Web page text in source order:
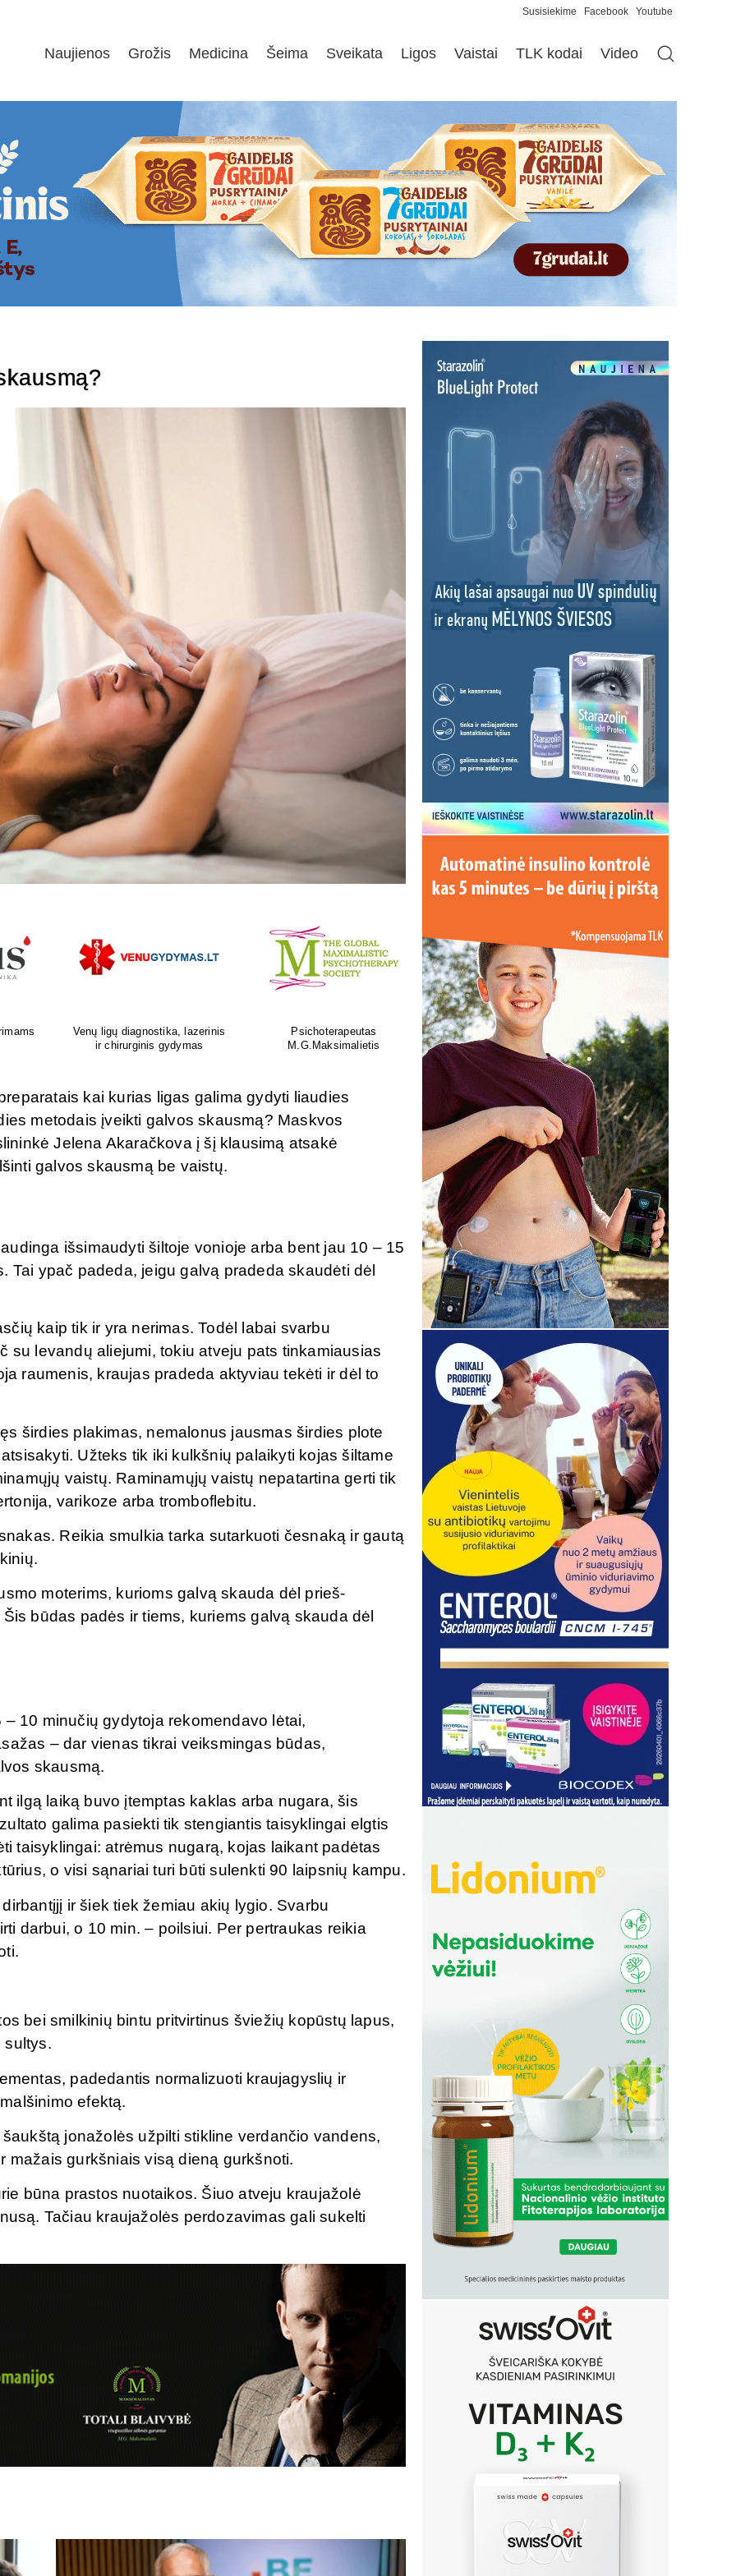
Susisiekime Facebook Youtube
Naujienos Grožis Medicina Šeima Sveikata Ligos Vaistai TLK kodai Video
Ortopedijos priemonių gamyba ir
individualus pritaikymas
Atliksime tikslų, bet kokį DNR
tyrimą visoje Lietuvoje
Patrauklesnė vieta tyrimams
atlikti!
kai kurias ligas galima gydyti liaudies
metodais įveikti galvos skausmą? Maskvos
Jelena Akaračkova į šį klausimą atsakė
galvos skausmą be vaistų.
išsimaudyti šiltoje vonioje arba bent jau 10 – 15
Tai ypač padeda, jeigu galvą pradeda skaudėti dėl
kaip tik ir yra nerimas. Todėl labai svarbu
su levandų aliejumi, tokiu atveju pats tinkamiausias
raumenis, kraujas pradeda aktyviau tekėti ir dėl to
širdies plakimas, nemalonus jausmas širdies plote
Užteks tik iki kulkšnių palaikyti kojas šiltame
vaistų. Raminamųjų vaistų nepatartina gerti tik
varikoze arba tromboflebitu.
Reikia smulkia tarka sutarkuoti česnaką ir gautą
moterims, kurioms galvą skauda dėl prieš-
būdas padės ir tiems, kuriems galvą skauda dėl
10 minučių gydytoja rekomendavo lėtai,
– dar vienas tikrai veiksmingas būdas,
skausmą.
ilgą laiką buvo įtemptas kaklas arba nugara, šis
galima pasiekti tik stengiantis taisyklingai elgtis
taisyklingai: atrėmus nugarą, kojas laikant padėtas
o visi sąnariai turi būti sulenkti 90 laipsnių kampu.
ir šiek tiek žemiau akių lygio. Svarbu
darbui, o 10 min. – poilsiui. Per pertraukas reikia
bei smilkinių bintu pritvirtinus šviežių kopūstų lapus,
sultys.
padedantis normalizuoti kraujagyslių ir
efektą.
jonažolės užpilti stikline verdančio vandens,
mažais gurkšniais visą dieną gurkšnoti.
būna prastos nuotaikos. Šiuo atveju kraujažolė
Tačiau kraujažolės perdozavimas gali sukelti